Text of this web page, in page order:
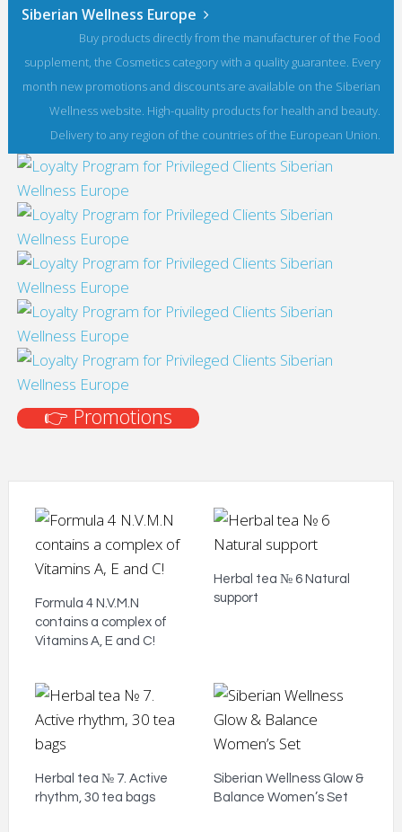
Siberian Wellness Europe
Buy products directly from the manufacturer of the Food
supplement, the Cosmetics category with a quality guarantee. Every
month new promotions and discounts are available on the Siberian
Wellness website. High-quality products for health and beauty.
Delivery to any region of the countries of the European Union.
👉 Promotions
Formula 4 N.V.M.N
contains a complex of
Vitamins A, E and C!
Herbal tea № 6 Natural
support
Herbal tea № 7. Active
rhythm, 30 tea bags
Siberian Wellness Glow &
Balance Women’s Set